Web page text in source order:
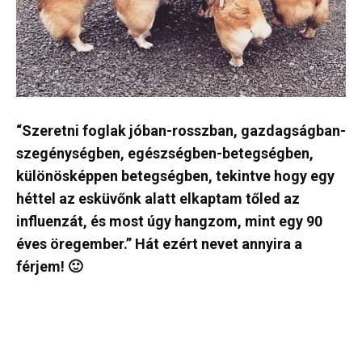
“Szeretni foglak jóban-rosszban, gazdagságban-
szegénységben, egészségben-betegségben,
különösképpen betegségben, tekintve hogy egy
héttel az esküvőnk alatt elkaptam tőled az
influenzát, és most úgy hangzom, mint egy 90
éves öregember.” Hát ezért nevet annyira a
férjem! 🙂